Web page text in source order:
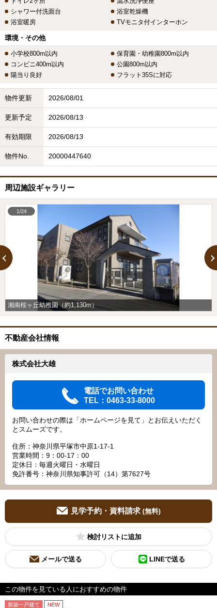
シャワー付洗面台
浴室乾燥機
浴室暖房
TVモニタ付インターホン
環境・その他
小学校800m以内
保育園・幼稚園800m以内
コンビニ400m以内
公園800m以内
陽当り良好
フラット35Sに対応
物件更新 2026/08/01
更新予定 2026/08/13
有効期限 2026/08/13
物件No. 20000447640
周辺施設ギャラリー
湘南桜ヶ丘幼稚園（約1,130m）
1/24
不動産会社情報
株式会社大雄
電話でお問い合わせ
TEL：0463-33-8000
お問い合わせの際は「ホームページを見て」とお伝えいただく
とスムーズです。
住所：神奈川県平塚市中原1-17-1
営業時間：9：00‐17：00
定休日：毎週火曜日・水曜日
免許番号：神奈川県知事許可（14）第7627号
見学予約・資料請求 (無料)
検討リスト
メールで送る LINEで送る
この物件を見ている人におすすめの物件
新築一戸建て NEW